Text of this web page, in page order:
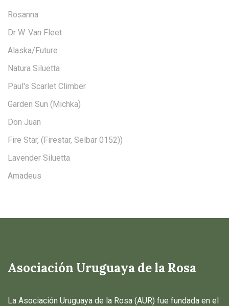
Rosanna
Dr W. Van Fleet
Alaska/Future
Natura Siluetta
Paul's Scarlet Climber
Garden Sun (Michka)
Don Juan
Fire Star, (Firestar, Selbar 0152))
Lavender Siluetta
Amadeus
Asociación Uruguaya de la Rosa
La Asociación Uruguaya de la Rosa (AUR) fue fundada en el